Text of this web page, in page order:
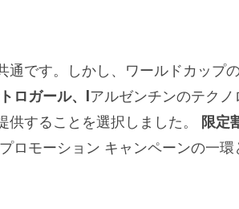
通です。しかし、ワールドカップ
ロガール、lアルゼンチンのテクノ
することを選択しました。
限定
ロモーション キャンペーンの一環